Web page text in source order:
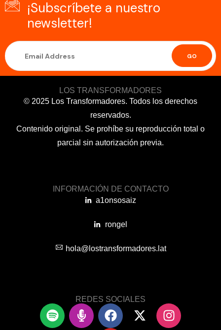
¡Subscríbete a nuestro
newsletter!
GO
LOS TRANSFORMADORES
© 2025 Los Transformadores. Todos los derechos
reservados.
Contenido original. Se prohíbe su reproducción total o
parcial sin autorización previa.
INFORMACIÓN DE CONTACTO
a1onsosaiz
rongel
hola@lostransformadores.lat
REDES SOCIALES